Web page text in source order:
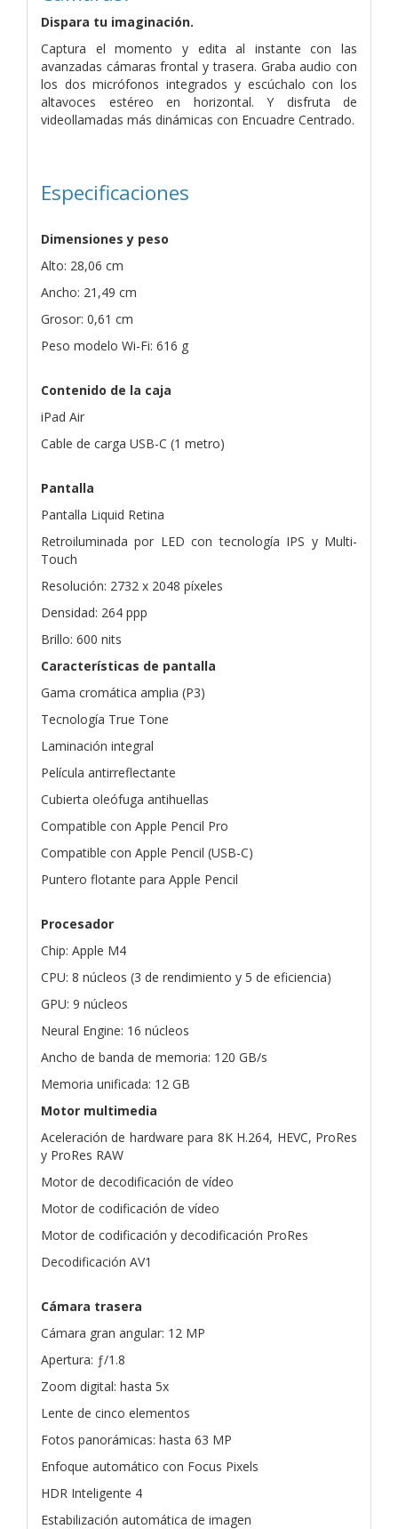
Dispara tu imaginación.
Captura el momento y edita al instante con las
avanzadas cámaras frontal y trasera. Graba audio con
los dos micrófonos integrados y escúchalo con los
altavoces estéreo en horizontal. Y disfruta de
videollamadas más dinámicas con Encuadre Centrado.
Especificaciones
Dimensiones y peso
Alto: 28,06 cm
Ancho: 21,49 cm
Grosor: 0,61 cm
Peso modelo Wi-Fi: 616 g
Contenido de la caja
iPad Air
Cable de carga USB-C (1 metro)
Pantalla
Pantalla Liquid Retina
Retroiluminada por LED con tecnología IPS y Multi-
Touch
Resolución: 2732 x 2048 píxeles
Densidad: 264 ppp
Brillo: 600 nits
Características de pantalla
Gama cromática amplia (P3)
Tecnología True Tone
Laminación integral
Película antirreflectante
Cubierta oleófuga antihuellas
Compatible con Apple Pencil Pro
Compatible con Apple Pencil (USB-C)
Puntero flotante para Apple Pencil
Procesador
Chip: Apple M4
CPU: 8 núcleos (3 de rendimiento y 5 de eficiencia)
GPU: 9 núcleos
Neural Engine: 16 núcleos
Ancho de banda de memoria: 120 GB/s
Memoria unificada: 12 GB
Motor multimedia
Aceleración de hardware para 8K H.264, HEVC, ProRes
y ProRes RAW
Motor de decodificación de vídeo
Motor de codificación de vídeo
Motor de codificación y decodificación ProRes
Decodificación AV1
Cámara trasera
Cámara gran angular: 12 MP
Apertura: ƒ/1.8
Zoom digital: hasta 5x
Lente de cinco elementos
Fotos panorámicas: hasta 63 MP
Enfoque automático con Focus Pixels
HDR Inteligente 4
Estabilización automática de imagen